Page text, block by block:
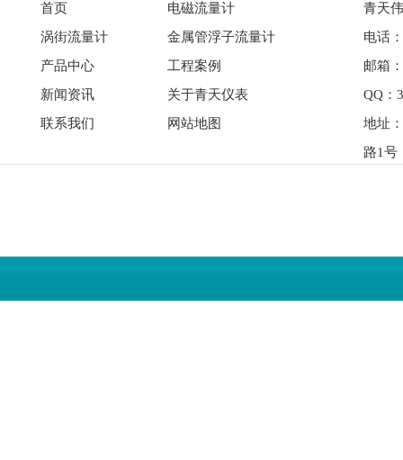
首页
电磁流量计
涡街流量计
金属管浮子流量计
产品中心
工程案例
新闻资讯
关于青天仪表
联系我们
网站地图
青天
电话
邮箱
QQ：
地址
路1号